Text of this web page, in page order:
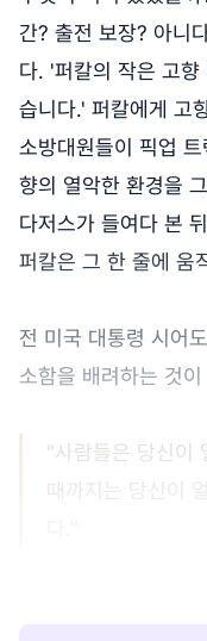
간? 출전 보장? 아니
다. '퍼칼의 작은 고향
습니다.' 퍼칼에게 고
소방대원들이 픽업
향의 열악한 환경을
다저스가 들여다 본
퍼칼은 그 한 줄에 움
전 미국 대통령 시어
소함을 배려하는 것
"사람들은 당신이
때까지는 당신이